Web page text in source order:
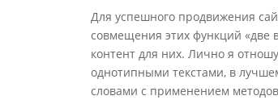
Для успешного продвижения
совмещения этих функций «две
контент для них. Лично я
однотипными текстами, в
словами с применением